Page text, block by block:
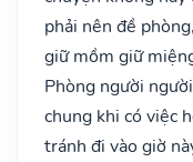
phải nên đề
giữ mồm giữ
Phòng người
chung khi có việc
tránh đi vào giờ